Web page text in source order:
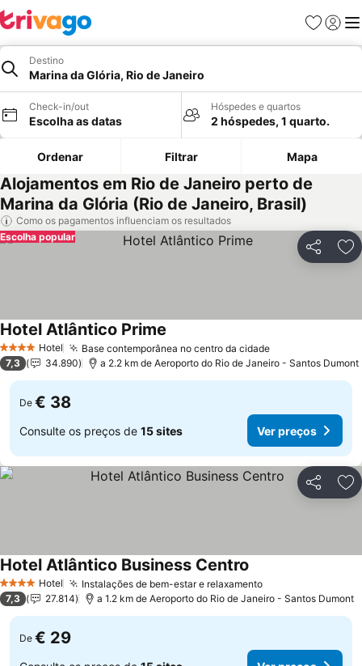
Favoritos
Iniciar
Destino
Marina da Glória, Rio de Janeiro
Check-in/out
Escolha as datas
Hóspedes e quartos
2 hóspedes, 1 quarto.
Ordenar Filtrar Mapa
Alojamentos em Rio de Janeiro perto de
Marina da Glória (Rio de Janeiro, Brasil)
Como os pagamentos influenciam os resultados
Partilhar
Escolha popular
4 EstrelasHotel Base contemporânea no centro da cidade
Hotel Atlântico Prime
7,3 34.890 a 2.2 km de Aeroporto do Rio de Janeiro - Santos Dumont
De € 38
Consulte os preços de 15 sites Ver preços
Partilhar
4 EstrelasHotel Instalações de bem-estar e relaxamento
Hotel Atlântico Business Centro
7,3 27.814 a 1.2 km de Aeroporto do Rio de Janeiro - Santos Dumont
De € 29